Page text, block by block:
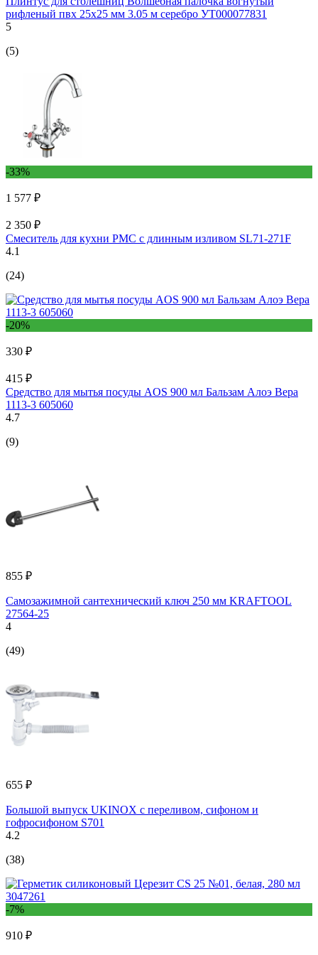
рифленый пвх 25x25 мм 3.05 м серебро УТ000077831
5
(5)
-33%
1 577 ₽
2 350 ₽
Смеситель для кухни РМС с длинным изливом SL71-271F
4.1
(24)
-20%
330 ₽
415 ₽
Средство для мытья посуды AOS 900 мл Бальзам Алоэ Вера
1113-3 605060
4.7
(9)
855 ₽
Самозажимной сантехнический ключ 250 мм KRAFTOOL
27564-25
4
(49)
655 ₽
Большой выпуск UKINOX с переливом, сифоном и
гофросифоном S701
4.2
(38)
-7%
910 ₽